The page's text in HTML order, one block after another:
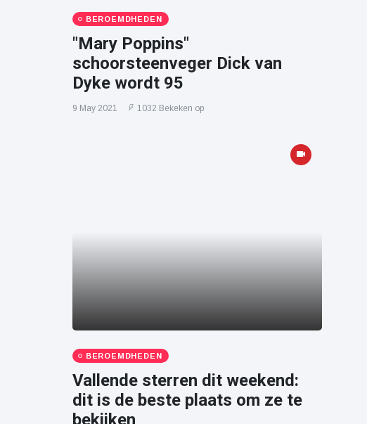
BEROEMDHEDEN
"Mary Poppins"
schoorsteenveger Dick van
Dyke wordt 95
9 May 2021 1032 Bekeken op
BEROEMDHEDEN
Vallende sterren dit weekend:
dit is de beste plaats om ze te